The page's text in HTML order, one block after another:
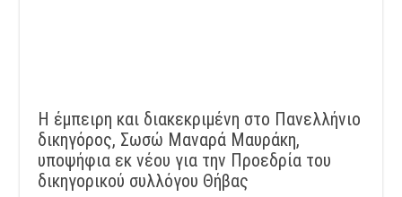
Η έμπειρη και διακεκριμένη στο Πανελλήνιο
δικηγόρος, Σωσώ Μαναρά Μαυράκη,
υποψήφια εκ νέου για την Προεδρία του
δικηγορικού συλλόγου Θήβας